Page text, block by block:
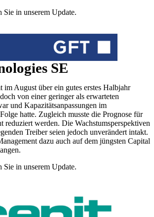
Sie in unserem Update.
SE
im August über ein gutes erstes Halbjahr
von einer geringer als erwarteten
und Kapazitätsanpassungen im
hatte. Zugleich musste die Prognose für
reduziert werden. Die Wachstumsperspektiven
Treiber seien jedoch unverändert intakt.
dazu auch auf dem jüngsten Capital
Sie in unserem Update.